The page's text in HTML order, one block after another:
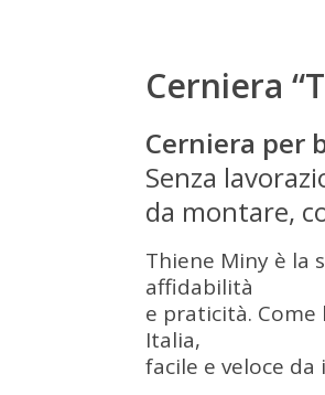
Cerniera
Cerniera per
Senza
da montare,
Thiene Miny è la
affidabilità
e praticità.
Italia,
facile e veloce